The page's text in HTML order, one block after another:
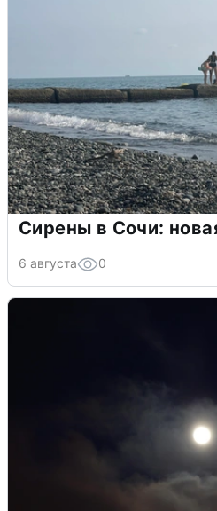
Сирены в Сочи:
6 августа 0